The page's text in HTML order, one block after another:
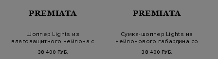
PREMIATA
Шоппер Lights из
влагозащитного нейлона с
кожаными дет…
38 400 РУБ.
PREMIATA
Сумка-шоппер Lights из
нейлонового габардина со
съемны…
38 400 РУБ.